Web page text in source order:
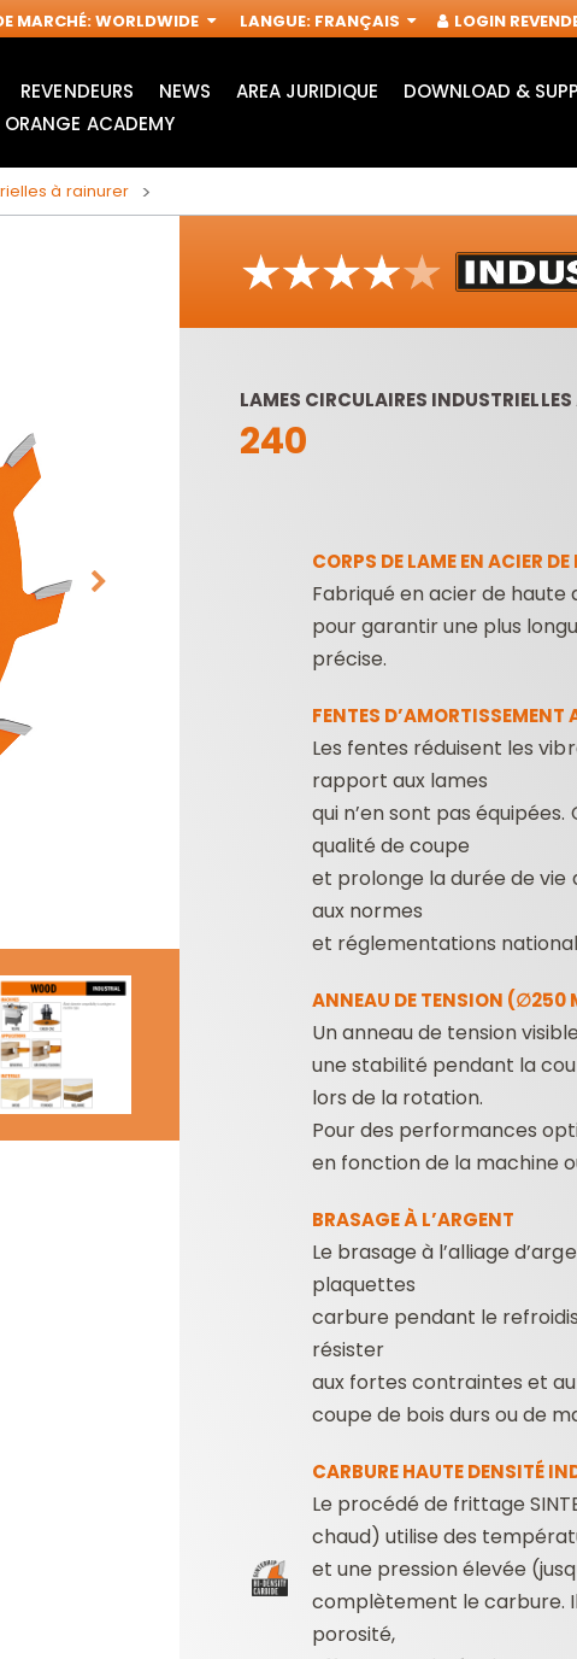
MARCHÉ:WORLDWIDE LANGUE: FRANÇAIS LOGIN
POUR
OUTILS
COFFRETS DE
FRAISES POUR
DÉFONCEUSES
FRAISES POUR
CONTRACTOR
REVENDEURS NEWS AREA JURIDIQUE DOWNLOAD &
ORANGE ACADEMY
à rainurer
LAMES CIRCULAIRES
240
CORPS DE LAME EN ACIER
Fabriqué en acier de haute
pour garantir une plus
précise.
FENTES D’AMORTISSEMENT
Les fentes réduisent les
rapport aux lames
qui n’en sont pas
qualité de coupe
et prolonge la durée de
aux normes
et réglementations
ANNEAU DE TENSION (∅250
Un anneau de tension
une stabilité pendant la
lors de la rotation.
Pour des performances
en fonction de la machine
BRASAGE À L’ARGENT
Le brasage à l’alliage
plaquettes
carbure pendant le
résister
aux fortes contraintes et
coupe de bois durs ou de
CARBURE HAUTE DENSITÉ
Le procédé de frittage
chaud) utilise des
et une pression élevée
complètement le carbure.
porosité,